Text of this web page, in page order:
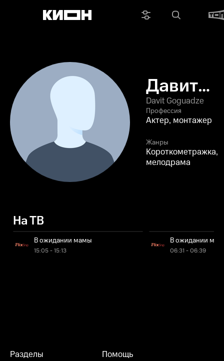
Давит
Гогуадзе
Davit Goguadze
Профессия
Актер, монтажер
Жанры
Короткометражка,
мелодрама
На ТВ
В ожидании мамы
15:05 - 15:13
В ожидании
06:31 - 06:39
Разделы Помощь